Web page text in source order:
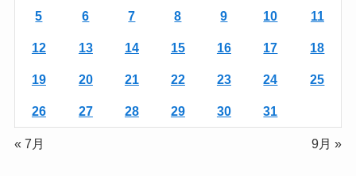
5 6 7 8 9 10 11
12 13 14 15 16 17 18
19 20 21 22 23 24 25
26 27 28 29 30 31
« 7月 9月 »